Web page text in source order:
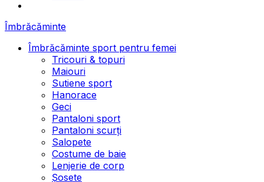
Îmbrăcăminte
Îmbrăcăminte sport pentru femei
Tricouri & topuri
Maiouri
Sutiene sport
Hanorace
Geci
Pantaloni sport
Pantaloni scurți
Salopete
Costume de baie
Lenjerie de corp
Șosete